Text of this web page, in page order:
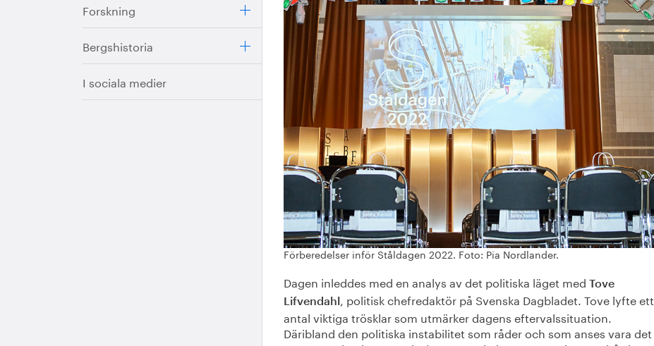
Forskning
Bergshistoria
I sociala medier
Förberedelser inför Ståldagen 2022. Foto: Pia Nordlander.
Dagen inleddes med en analys av det politiska läget med Tove
Lifvendahl
, politisk chefredaktör på Svenska Dagbladet. Tove lyfte ett
antal viktiga trösklar som utmärker dagens eftervalssituation.
Däribland den politiska instabilitet som råder och som anses vara det